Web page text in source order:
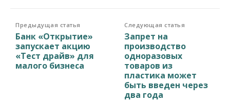
Предыдущая статья
Банк «Открытие»
запускает акцию
«Тест драйв» для
малого бизнеса
Следующая статья
Запрет на
производство
одноразовых
товаров из
пластика может
быть введен через
два года